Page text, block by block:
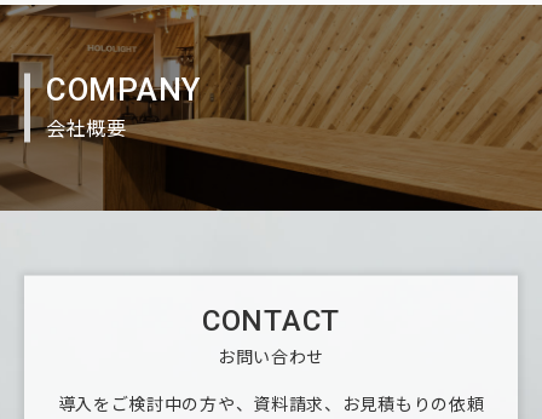
COMPANY
会社概要
CONTACT
お問い合わせ
導入をご検討中の方や、資料請求、お見積もりの依頼